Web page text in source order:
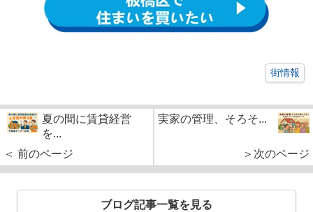
街情報
夏の間に賃貸経営
を...
＜ 前のページ
実家の管理、そろそ...
＞次のページ
ブログ記事一覧を見る